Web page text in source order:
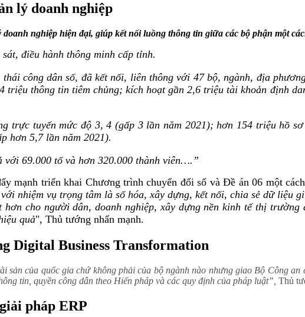
lý doanh nghiệp
nghiệp hiện đại, giúp kết nối luồng thông tin giữa các bộ phận một
điều hành thông minh cấp tỉnh.
công dân số, đã kết nối, liên thông với 47 bộ, ngành, địa
thông tin tiêm chủng; kích hoạt gần 2,6 triệu tài khoản định
trực tuyến mức độ 3, 4 (gấp 3 lần năm 2021); hơn 154 triệu hồ
hơn 5,7 lần năm 2021).
với 69.000 tổ và hơn 320.000 thành viên….”
mạnh triển khai Chương trình chuyển đổi số và Đề án 06 một
nhiệm vụ trọng tâm là số hóa, xây dựng, kết nối, chia sẻ dữ liệu
cho người dân, doanh nghiệp, xây dựng nền kinh tế thị
quả", Thủ tướng nhấn mạnh.
Digital Business Transformation
của quốc gia chứ không phải của bộ ngành nào nhưng giao Bộ Công
tin, quyền công dân theo Hiến pháp và các quy định của pháp luật”, Thủ
pháp ERP